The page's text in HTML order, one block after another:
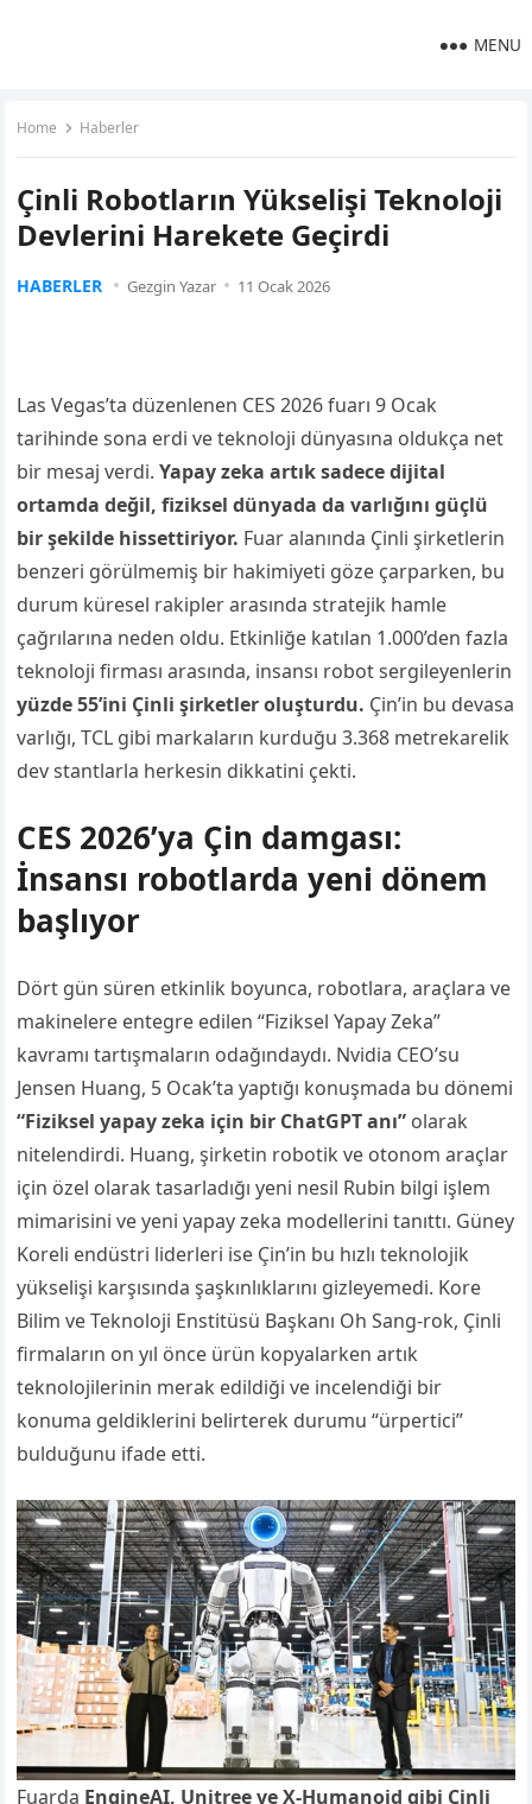
MENU
Home Haberler
Çinli Robotların Yükselişi Teknoloji
Devlerini Harekete Geçirdi
HABERLER Gezgin Yazar 11 Ocak 2026
Las Vegas’ta düzenlenen CES 2026 fuarı 9 Ocak
tarihinde sona erdi ve teknoloji dünyasına oldukça net
bir mesaj verdi.Yapay zeka artık sadece dijital
ortamda değil, fiziksel dünyada da varlığını güçlü
bir şekilde hissettiriyor. Fuar alanında Çinli şirketlerin
benzeri görülmemiş bir hakimiyeti göze çarparken, bu
durum küresel rakipler arasında stratejik hamle
çağrılarına neden oldu. Etkinliğe katılan 1.000’den fazla
teknoloji firması arasında, insansı robot sergileyenlerin
yüzde 55’ini Çinli şirketler oluşturdu. Çin’in bu devasa
varlığı, TCL gibi markaların kurduğu 3.368 metrekarelik
dev stantlarla herkesin dikkatini çekti.
CES 2026’ya Çin damgası:
İnsansı robotlarda yeni dönem
başlıyor
Dört gün süren etkinlik boyunca, robotlara, araçlara ve
makinelere entegre edilen “Fiziksel Yapay Zeka”
kavramı tartışmaların odağındaydı. Nvidia CEO’su
Jensen Huang, 5 Ocak’ta yaptığı konuşmada bu dönemi
“Fiziksel yapay zeka için bir ChatGPT anı” olarak
nitelendirdi. Huang, şirketin robotik ve otonom araçlar
için özel olarak tasarladığı yeni nesil Rubin bilgi işlem
mimarisini ve yeni yapay zeka modellerini tanıttı. Güney
Koreli endüstri liderleri ise Çin’in bu hızlı teknolojik
yükselişi karşısında şaşkınlıklarını gizleyemedi. Kore
Bilim ve Teknoloji Enstitüsü Başkanı Oh Sang-rok, Çinli
firmaların on yıl önce ürün kopyalarken artık
teknolojilerinin merak edildiği ve incelendiği bir
konuma geldiklerini belirterek durumu “ürpertici”
bulduğunu ifade etti.
Fuarda EngineAI, Unitree ve X-Humanoid gibi Çinli